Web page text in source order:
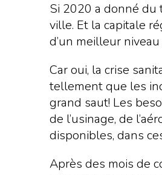
Si 2020 a donné du
ville. Et la capitale
d’un meilleur niveau
Car oui, la crise
tellement que les
grand saut! Les
de l’usinage, de
disponibles, dans
Après des mois de